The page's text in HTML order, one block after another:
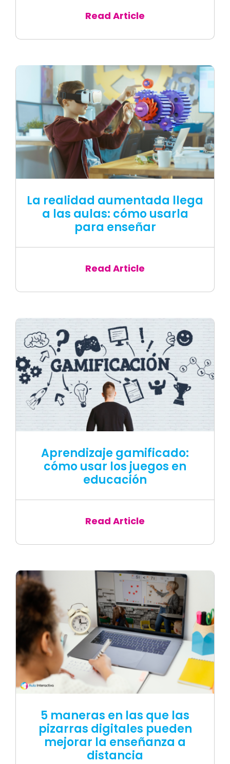
Read Article
La realidad aumentada llega
a las aulas: cómo usarla
para enseñar
Read Article
Aprendizaje gamificado:
cómo usar los juegos en
educación
Read Article
5 maneras en las que las
pizarras digitales pueden
mejorar la enseñanza a
distancia